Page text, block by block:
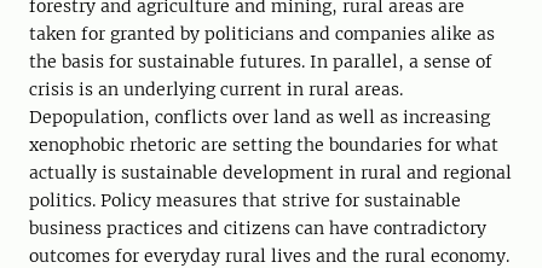
forestry and agriculture and mining, rural areas are
taken for granted by politicians and companies alike as
the basis for sustainable futures. In parallel, a sense of
crisis is an underlying current in rural areas.
Depopulation, conflicts over land as well as increasing
xenophobic rhetoric are setting the boundaries for what
actually is sustainable development in rural and regional
politics. Policy measures that strive for sustainable
business practices and citizens can have contradictory
outcomes for everyday rural lives and the rural economy.